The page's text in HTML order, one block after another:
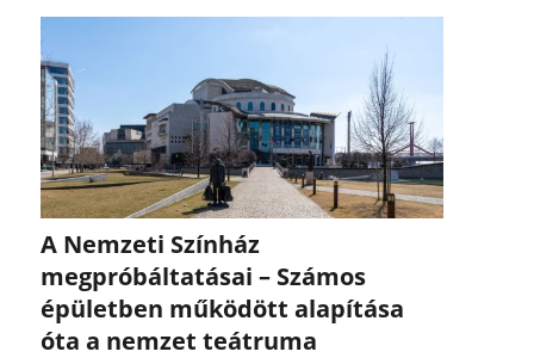
A Nemzeti Színház
megpróbáltatásai – Számos
épületben működött alapítása
óta a nemzet teátruma